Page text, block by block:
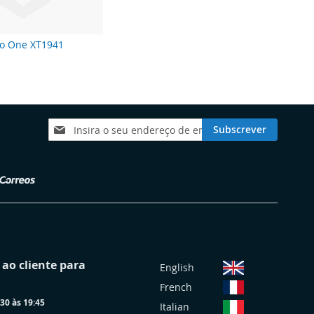
One XT1941
Subscreva
a
Subscrever
cliente para
às 19:45
English
French
Italian